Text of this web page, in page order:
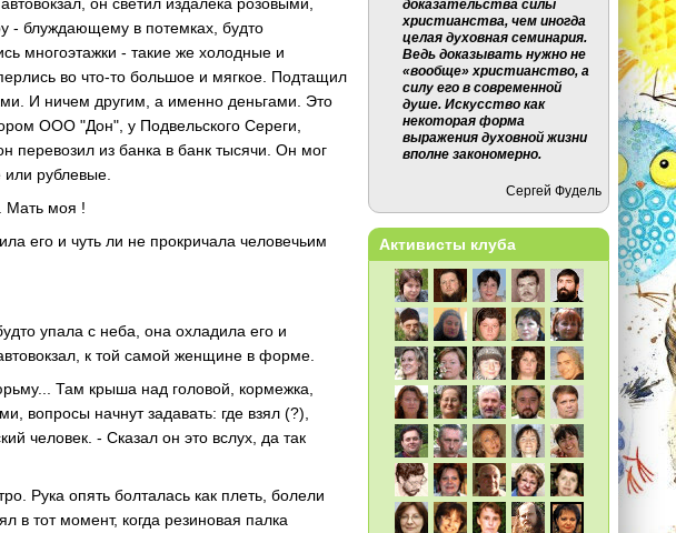
- блуждающему в потемках, будто
многоэтажки - такие же холодные и
во что-то большое и мягкое. Подтащил
И ничем другим, а именно деньгами. Это
ООО "Дон", у Подвельского Сереги,
перевозил из банка в банк тысячи. Он мог
рублевые.
Мать моя !
его и чуть ли не прокричала человечьим
упала с неба, она охладила его и
к той самой женщине в форме.
Там крыша над головой, кормежка,
вопросы начнут задавать: где взял (?),
человек. - Сказал он это вслух, да так
Рука опять болталась как плеть, болели
в тот момент, когда резиновая палка
доказательства силы
христианства, чем иногда
целая духовная семинария.
Ведь доказывать нужно не
«вообще» христианство, а
силу его в современной
душе. Искусство как
некоторая форма
выражения духовной жизни
вполне закономерно.
Сергей Фудель
Активисты клуба